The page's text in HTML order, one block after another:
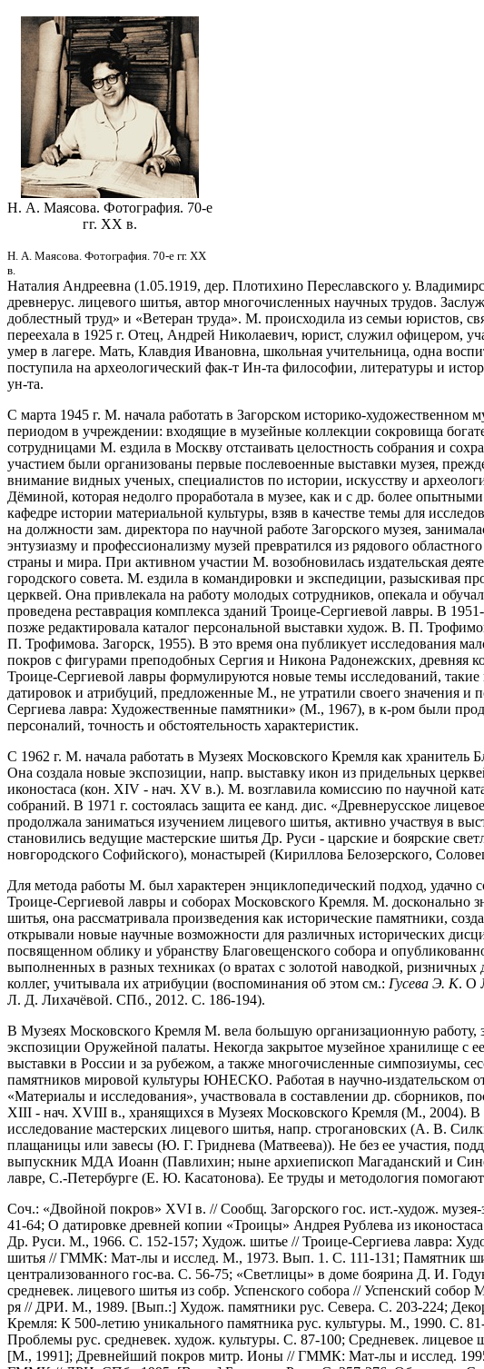
Н. А. Маясова. Фотография. 70-е
гг. ХХ в.
Н. А. Маясова. Фотография. 70-е гг. ХХ
в.
Наталия Андреевна (1.05.1919, дер. Плотихино Переславского у.
древнерус. лицевого шитья, автор многочисленных научных трудов.
доблестный труд» и «Ветеран труда». М. происходила из семьи юристов,
переехала в 1925 г. Отец, Андрей Николаевич, юрист, служил офицером,
умер в лагере. Мать, Клавдия Ивановна, школьная учительница, одна
поступила на археологический фак-т Ин-та философии, литературы и
ун-та.
С марта 1945 г. М. начала работать в Загорском историко-
периодом в учреждении: входящие в музейные коллекции сокровища
сотрудницами М. ездила в Москву отстаивать целостность собрания и
участием были организованы первые послевоенные выставки музея,
внимание видных ученых, специалистов по истории, искусству и
Дёминой, которая недолго проработала в музее, как и с др. более
кафедре истории материальной культуры, взяв в качестве темы для
на должности зам. директора по научной работе Загорского музея,
энтузиазму и профессионализму музей превратился из рядового
страны и мира. При активном участии М. возобновилась издательская
городского совета. М. ездила в командировки и экспедиции, разыскивая
церквей. Она привлекала на работу молодых сотрудников, опекала и
проведена реставрация комплекса зданий Троице-Сергиевой лавры. В
позже редактировала каталог персональной выставки худож. В. П.
П. Трофимова. Загорск, 1955). В это время она публикует исследования
покров с фигурами преподобных Сергия и Никона Радонежских, древняя
Троице-Сергиевой лавры формулируются новые темы исследований,
датировок и атрибуций, предложенные М., не утратили своего значения и
Сергиева лавра: Художественные памятники» (М., 1967), в к-ром были
персоналий, точность и обстоятельность характеристик.
С 1962 г. М. начала работать в Музеях Московского Кремля как хранитель
Она создала новые экспозиции, напр. выставку икон из придельных
иконостаса (кон. XIV - нач. XV в.). М. возглавила комиссию по научной
собраний. В 1971 г. состоялась защита ее канд. дис. «Древнерусское
продолжала заниматься изучением лицевого шитья, активно участвуя в
становились ведущие мастерские шитья Др. Руси - царские и боярские
новгородского Софийского), монастырей (Кириллова Белозерского,
Для метода работы М. был характерен энциклопедический подход,
Троице-Сергиевой лавры и соборах Московского Кремля. М. досконально
шитья, она рассматривала произведения как исторические памятники,
открывали новые научные возможности для различных исторических
посвященном облику и убранству Благовещенского собора и
выполненных в разных техниках (о вратах с золотой наводкой,
коллег, учитывала их атрибуции (воспоминания об этом см.: Гусева Э. К. О
Л. Д. Лихачёвой. СПб., 2012. С. 186-194).
В Музеях Московского Кремля М. вела большую организационную работу,
экспозиции Оружейной палаты. Некогда закрытое музейное хранилище с
выставки в России и за рубежом, а также многочисленные симпозиумы,
памятников мировой культуры ЮНЕСКО. Работая в научно-издательском
«Материалы и исследования», участвовала в составлении др. сборников,
XIII - нач. XVIII в., хранящихся в Музеях Московского Кремля (М., 2004). В
исследование мастерских лицевого шитья, напр. строгановских (А. В.
плащаницы или завесы (Ю. Г. Гриднева (Матвеева)). Не без ее участия,
выпускник МДА Иоанн (Павлихин; ныне архиепископ Магаданский и
лавре, С.-Петербурге (Е. Ю. Касатонова). Ее труды и методология
Соч.: «Двойной покров» XVI в. // Сообщ. Загорского гос. ист.-худож.
41-64; О датировке древней копии «Троицы» Андрея Рублева из
Др. Руси. М., 1966. С. 152-157; Худож. шитье // Троице-Сергиева лавра:
шитья // ГММК: Мат-лы и исслед. М., 1973. Вып. 1. С. 111-131; Памятник
централизованного гос-ва. С. 56-75; «Светлицы» в доме боярина Д. И.
средневек. лицевого шитья из собр. Успенского собора // Успенский
ря // ДРИ. М., 1989. [Вып.:] Худож. памятники рус. Севера. С. 203-224;
Кремля: К 500-летию уникального памятника рус. культуры. М., 1990.
Проблемы рус. средневек. худож. культуры. С. 87-100; Средневек.
[М., 1991]; Древнейший покров митр. Ионы // ГММК: Мат-лы и исслед.